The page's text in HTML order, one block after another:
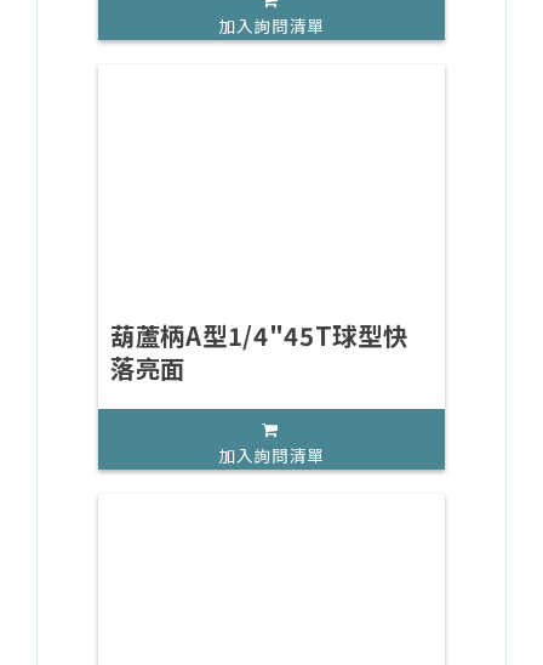
加入詢問清單
葫蘆柄A型1/4"45T球型快
落亮面
加入詢問清單